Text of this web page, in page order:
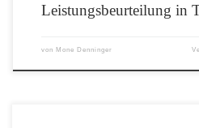
Leistungsbeurteilung in
von Mone Denninger